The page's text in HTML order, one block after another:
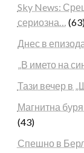
Sky News:
сериозна…
Днес в
„В името на
Тази вечер в
Магнитна
(43)
Спешно в